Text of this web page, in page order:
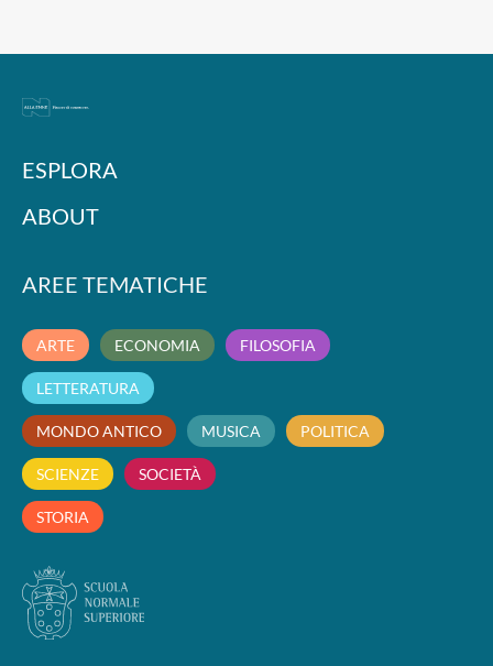
ESPLORA
ABOUT
AREE TEMATICHE
ARTE ECONOMIA FILOSOFIA
LETTERATURA
MONDO ANTICO MUSICA POLITICA
SCIENZE SOCIETÀ
STORIA